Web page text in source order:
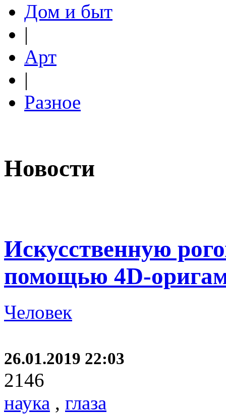
Дом и быт
|
Арт
|
Разное
Новости
Искусственную
помощью 4D-
Человек
26.01.2019 22:03
2146
наука , глаза